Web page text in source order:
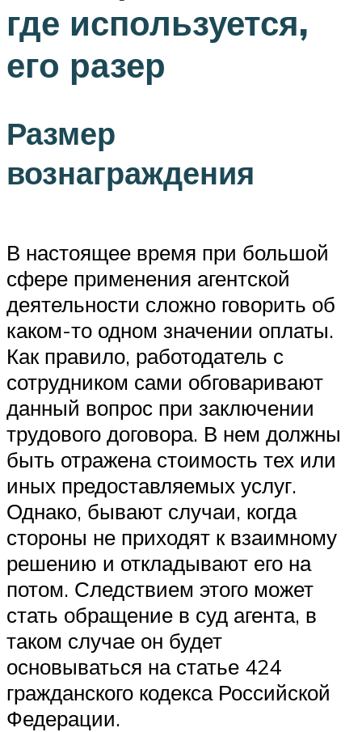
где используется,
его разер
Размер
вознаграждения
В настоящее время при большой
сфере применения агентской
деятельности сложно говорить об
каком-то одном значении оплаты.
Как правило, работодатель с
сотрудником сами обговаривают
данный вопрос при заключении
трудового договора. В нем должны
быть отражена стоимость тех или
иных предоставляемых услуг.
Однако, бывают случаи, когда
стороны не приходят к взаимному
решению и откладывают его на
потом. Следствием этого может
стать обращение в суд агента, в
таком случае он будет
основываться на статье 424
гражданского кодекса Российской
Федерации.